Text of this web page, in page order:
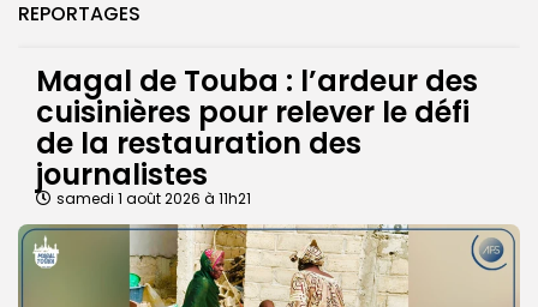
REPORTAGES
Magal de Touba : l’ardeur des
cuisinières pour relever le défi
de la restauration des
journalistes
samedi 1 août 2026 à 11h21